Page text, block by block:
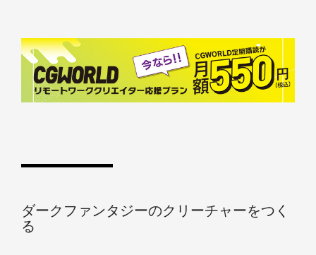
ダークファンタジーのクリーチャーをつく
る